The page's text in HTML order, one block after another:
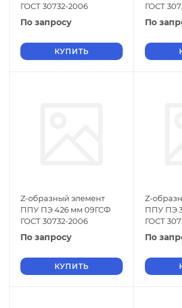
ГОСТ 30732-2006
По запросу
КУПИТЬ
ГОСТ
По
Z-образный элемент
ППУ ПЭ 426 мм 09ГСФ
ГОСТ 30732-2006
По запросу
КУПИТЬ
Z-
ППУ ПЭ
ГОСТ
По